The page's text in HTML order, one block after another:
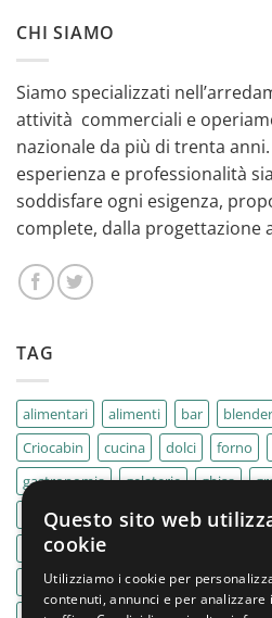
CHI SIAMO
Siamo specializzati
attività commerciali e
nazionale da più di trenta
esperienza e professionalità
soddisfare ogni esigenza,
complete, dalla progettazione
TAG
alimentari alimenti bar blender
Criocabin
cucina dolci forno
gastronomia
gelaterie ghisa
IMPASTATRICE
impastatrici
MACELLERIA
Outlet
pane panifici panificio
Questo sito web
cookie
Utilizziamo i cookie per
contenuti, annunci e per analizzare